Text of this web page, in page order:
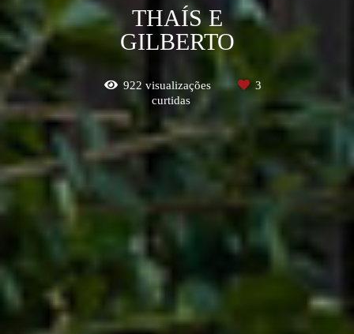
THAÍS E
GILBERTO
922 visualizações
3
curtidas